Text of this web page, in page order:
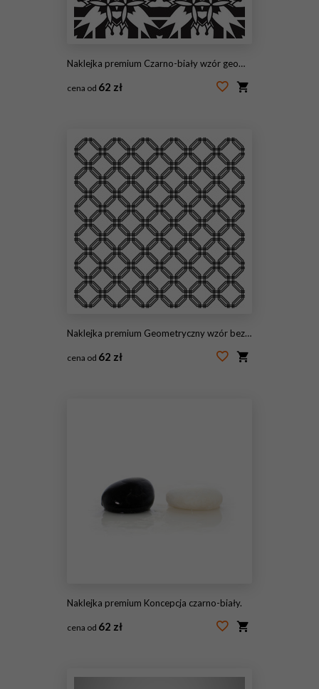
Naklejka premium Czarno-biały wzór geometryczny bez szwu
cena od 62 zł
Naklejka premium Geometryczny wzór bez szwu. Abstrakcyjne tło
cena od 62 zł
Naklejka premium Koncepcja czarno-biały.
cena od 62 zł